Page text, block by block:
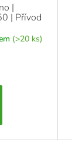
|
| Přívod
(>20 ks)